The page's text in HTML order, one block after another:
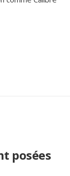
posées